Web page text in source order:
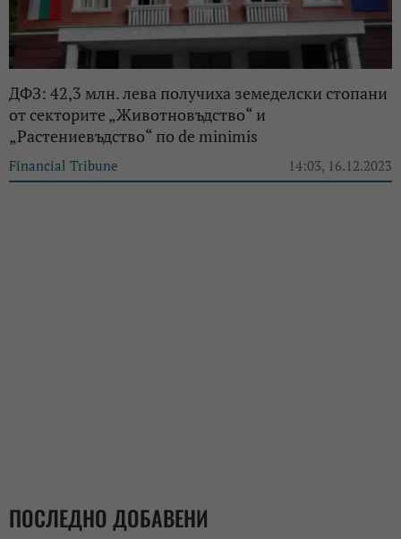
ДФЗ: 42,3 млн. лева получиха земеделски стопани
от секторите „Животновъдство“ и
„Растениевъдство“ по de minimis
Financial Tribune 14:03, 16.12.2023
ПОСЛЕДНО ДОБАВЕНИ